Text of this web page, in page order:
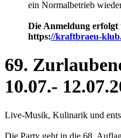
ein Normalbetrieb
Die Anmeldung
https://kraftbraeu-
69.
10.07.-
Live-Musik, Kulinarik und
Die Party geht in die 68.